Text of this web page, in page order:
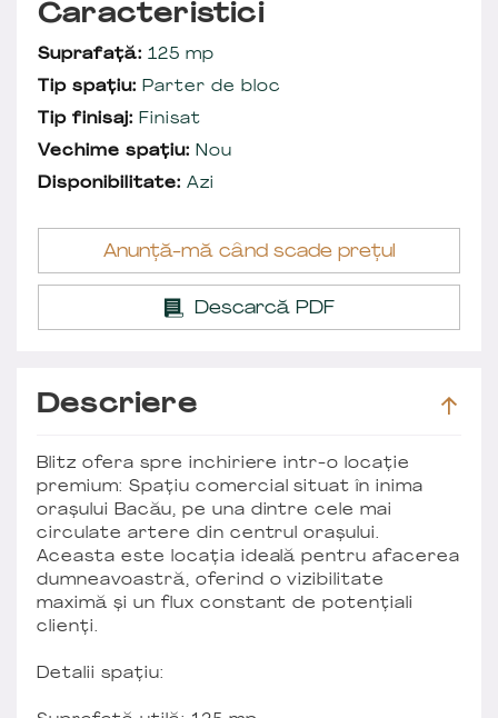
Caracteristici
Suprafață: 125 mp
Tip spațiu: Parter de bloc
Tip finisaj: Finisat
Vechime spațiu: Nou
Disponibilitate: Azi
Anunță-mă când scade prețul
Descarcă PDF
Descriere
Blitz ofera spre inchiriere intr-o locație
premium: Spațiu comercial situat în inima
orașului Bacău, pe una dintre cele mai
circulate artere din centrul orașului.
Aceasta este locația ideală pentru afacerea
dumneavoastră, oferind o vizibilitate
maximă și un flux constant de potențiali
clienți.
Detalii spațiu: